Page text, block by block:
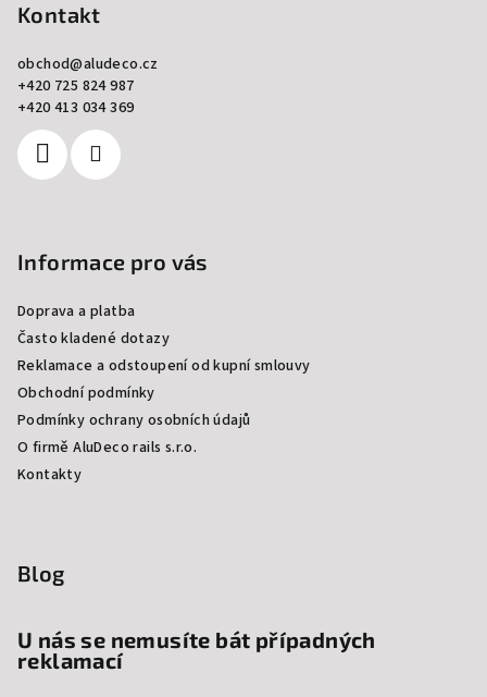
Kontakt
obchod@aludeco.cz
+420 725 824 987
+420 413 034 369
Informace pro vás
Doprava a platba
Často kladené dotazy
Reklamace a odstoupení od kupní smlouvy
Obchodní podmínky
Podmínky ochrany osobních údajů
O firmě AluDeco rails s.r.o.
Kontakty
Blog
U nás se nemusíte bát případných
reklamací